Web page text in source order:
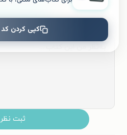
۱ ۲ ۳
ثبت نظر
کپی کردن